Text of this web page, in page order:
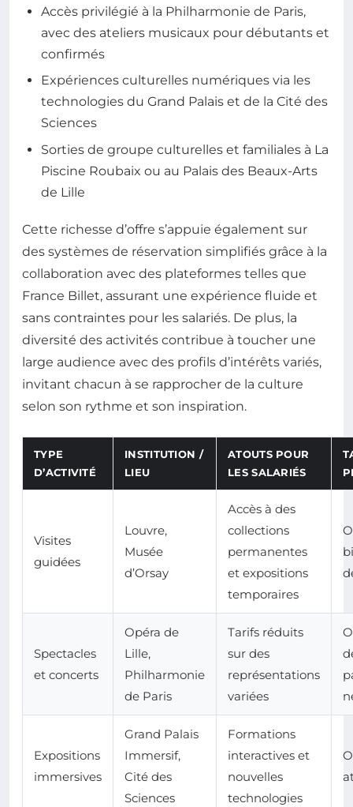
Accès privilégié à la Philharmonie de Paris,
avec des ateliers musicaux pour débutants et
confirmés
Expériences culturelles numériques via les
technologies du Grand Palais et de la Cité des
Sciences
Sorties de groupe culturelles et familiales à La
Piscine Roubaix ou au Palais des Beaux-Arts
de Lille
Cette richesse d’offre s’appuie également sur
des systèmes de réservation simplifiés grâce à la
collaboration avec des plateformes telles que
France Billet, assurant une expérience fluide et
sans contraintes pour les salariés. De plus, la
diversité des activités contribue à toucher une
large audience avec des profils d’intérêts variés,
invitant chacun à se rapprocher de la culture
selon son rythme et son inspiration.
TYPE
D’ACTIVITÉ
INSTITUTION /
LIEU
ATOUTS POUR
LES SALARIÉS
Visites
guidées
Louvre,
Musée
d’Orsay
Accès à des
collections
permanentes
et expositions
temporaires
Spectacles
et concerts
Opéra de
Lille,
Philharmonie
de Paris
Tarifs réduits
sur des
représentations
variées
Expositions
immersives
Grand Palais
Immersif,
Cité des
Sciences
Formations
interactives et
nouvelles
technologies